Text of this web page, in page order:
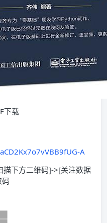
下载
A
下方二维码]->[关注数据